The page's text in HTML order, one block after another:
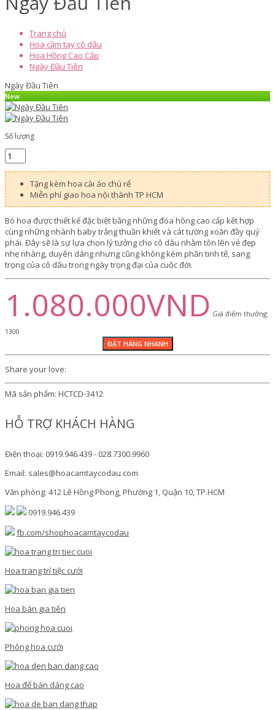
Trang chủ
Hoa cầm tay cô dâu
Hoa Hồng Cao Cấp
Ngày Đầu Tiên
Ngày Đầu Tiên
New
Số lượng
Tặng kèm hoa cài áo chú rể
Miễn phí giao hoa nội thành TP HCM
Bó hoa được thiết kế đặc biệt bằng những đóa hồng cao cấp kết hợp
cùng những nhành baby trắng thuần khiết và cát tường xoăn đầy quý
phái. Đây sẽ là sự lựa chọn lý tưởng cho cô dâu nhằm tôn lên vẻ đẹp
nhẹ nhàng, duyên dáng nhưng cũng không kém phần tinh tế, sang
trọng của cô dâu trong ngày trọng đại của cuộc đời.
1.080.000VND Giá điểm thưởng:
1300
Share your love:
Mã sản phẩm: HCTCD-3412
HỖ TRỢ KHÁCH HÀNG
Điện thoại: 0919.946.439 - 028.7300.9960
Email: sales@hoacamtaycodau.com
Văn phòng: 412 Lê Hồng Phong, Phường 1, Quận 10, TP.HCM
0919.946.439
fb.com/shophoacamtaycodau
Hoa trang trí tiệc cưới
Hoa bàn gia tiên
Phông hoa cưới
Hoa để bàn dáng cao